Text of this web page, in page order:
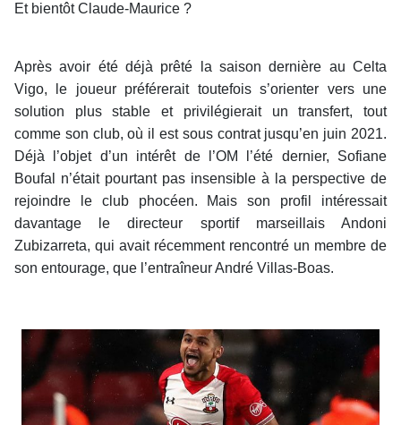
Et bientôt Claude-Maurice ?
Après avoir été déjà prêté la saison dernière au Celta
Vigo, le joueur préférerait toutefois s’orienter vers une
solution plus stable et privilégierait un transfert, tout
comme son club, où il est sous contrat jusqu’en juin 2021.
Déjà l’objet d’un intérêt de l’OM l’été dernier, Sofiane
Boufal n’était pourtant pas insensible à la perspective de
rejoindre le club phocéen. Mais son profil intéressait
davantage le directeur sportif marseillais Andoni
Zubizarreta, qui avait récemment rencontré un membre de
son entourage, que l’entraîneur André Villas-Boas.